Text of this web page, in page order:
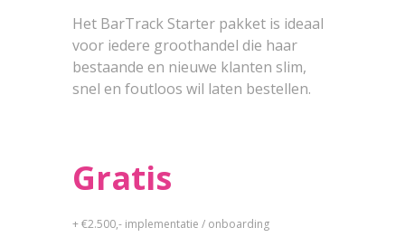
Het BarTrack Starter pakket is ideaal
voor iedere groothandel die haar
bestaande en nieuwe klanten slim,
snel en foutloos wil laten bestellen.
Gratis
+ €2.500,- implementatie / onboarding